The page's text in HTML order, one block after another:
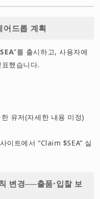
드롭 계획
”를 출시하고, 사용자에
했습니다.
유저(자세한 내용 미정)
이트에서 “Claim $SEA” 실
변경──출품·입찰 보